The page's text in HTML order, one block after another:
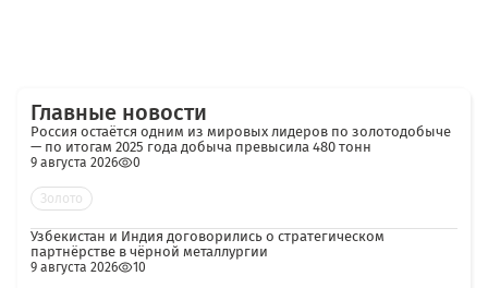
Главные новости
Россия остаётся одним из мировых лидеров по золотодобыче
— по итогам 2025 года добыча превысила 480 тонн
9 августа 2026 0
Золото
Узбекистан и Индия договорились о стратегическом
партнёрстве в чёрной металлургии
9 августа 2026 10